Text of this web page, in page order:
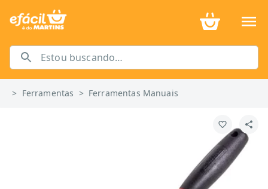
> Ferramentas > Ferramentas Manuais